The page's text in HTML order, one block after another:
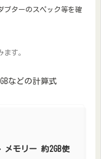
プターのスペック等を確
す。
などの計算式
モリー 約2GB使